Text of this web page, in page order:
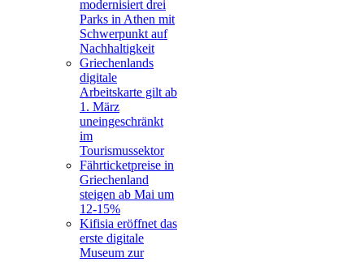
modernisiert drei
Parks in Athen mit
Schwerpunkt auf
Nachhaltigkeit
Griechenlands
digitale
Arbeitskarte gilt ab
1. März
uneingeschränkt
im
Tourismussektor
Fährticketpreise in
Griechenland
steigen ab Mai um
12-15%
Kifisia eröffnet das
erste digitale
Museum zur